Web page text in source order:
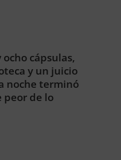
cápsulas,
y un juicio
noche terminó
peor de lo